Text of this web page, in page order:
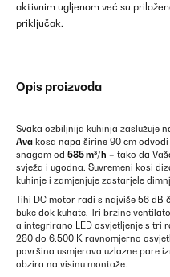
aktivnim ugljenom već su
priključak.
Opis proizvoda
Svaka ozbiljnija kuhinja zaslužuje
Ava kosa napa širine 90 cm
snagom od 585 m³/h – tako da
svježa i ugodna. Suvremeni kosi
kuhinje i zamjenjuje zastarjele
Tihi DC motor radi s najviše 56 dB
buke dok kuhate. Tri brzine
a integrirano LED osvjetljenje s tri
280 do 6.500 K ravnomjerno
površina usmjerava uzlazne pare
obzira na visinu montaže.